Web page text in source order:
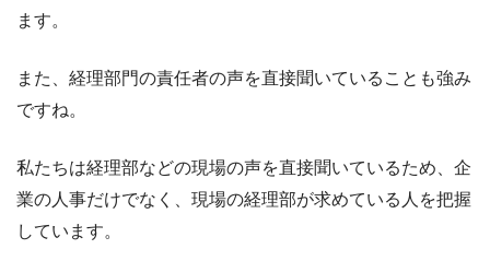
ます。
また、経理部門の責任者の声を直接聞いていることも強み
ですね。
私たちは経理部などの現場の声を直接聞いているため、企
業の人事だけでなく、現場の経理部が求めている人を把握
しています。